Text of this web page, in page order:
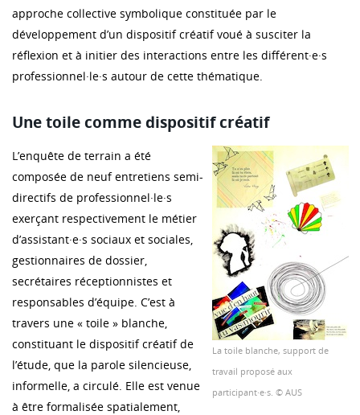
approche collective symbolique constituée par le
développement d’un dispositif créatif voué à susciter la
réflexion et à initier des interactions entre les différent·e·s
professionnel·le·s autour de cette thématique.
Une toile comme dispositif créatif
La toile blanche, support de
travail proposé aux
participant·e·s. © AUS
L’enquête de terrain a été
composée de neuf entretiens semi-
directifs de professionnel·le·s
exerçant respectivement le métier
d’assistant·e·s sociaux et sociales,
gestionnaires de dossier,
secrétaires réceptionnistes et
responsables d’équipe. C’est à
travers une « toile » blanche,
constituant le dispositif créatif de
l’étude, que la parole silencieuse,
informelle, a circulé. Elle est venue
à être formalisée spatialement,